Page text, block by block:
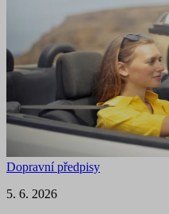
Dopravní předpisy
5. 6. 2026